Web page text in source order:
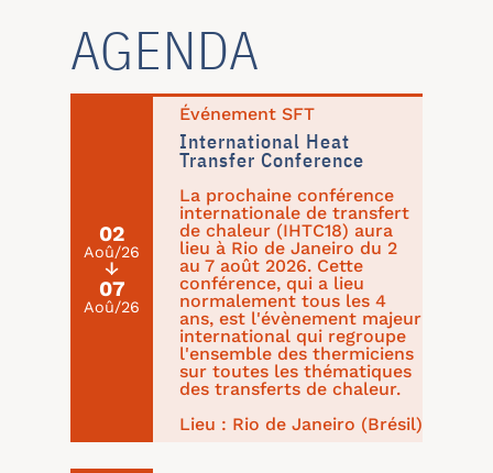
AGENDA
02
Aoû/26
↓
07
Aoû/26
Événement SFT
International Heat
Transfer Conference
La prochaine conférence
internationale de transfert
de chaleur (IHTC18) aura
lieu à Rio de Janeiro du 2
au 7 août 2026. Cette
conférence, qui a lieu
normalement tous les 4
ans, est l'évènement majeur
international qui regroupe
l'ensemble des thermiciens
sur toutes les thématiques
des transferts de chaleur.
Lieu : Rio de Janeiro (Brésil)